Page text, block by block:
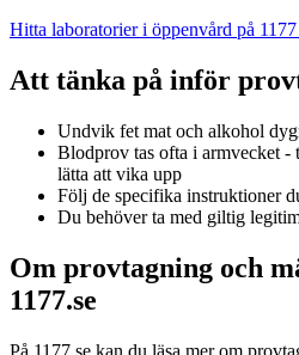
Hitta laboratorier i öppenvård på 1177
Att tänka på inför
Undvik fet mat och alkohol
Blodprov tas ofta i armvecket -
lätta att vika upp
Följ de specifika instruktioner
Du behöver ta med giltig
Om provtagning och
1177.se
På 1177.se kan du läsa mer om